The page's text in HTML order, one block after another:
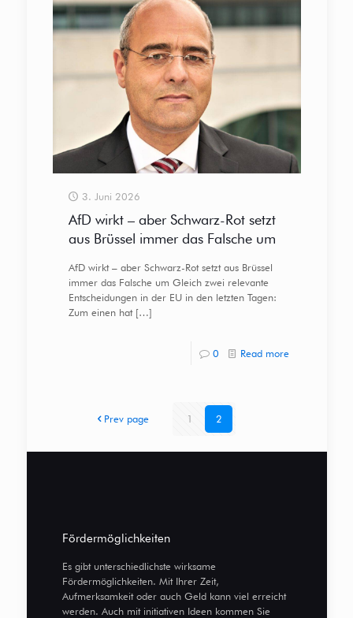
3. Juni 2026
AfD wirkt – aber Schwarz-Rot setzt
aus Brüssel immer das Falsche um
AfD wirkt – aber Schwarz-Rot setzt aus Brüssel
immer das Falsche um Gleich zwei relevante
Entscheidungen in der EU in den letzten Tagen:
Zum einen hat[…]
0 Read more
Prev page 1 2
Fördermöglichkeiten
Es gibt unterschiedlichste wirksame
Fördermöglichkeiten. Mit Ihrer Zeit,
Aufmerksamkeit oder auch Geld kann viel erreicht
werden. Auch mit initiativen Ideen kommen Sie